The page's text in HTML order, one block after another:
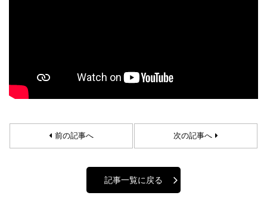
前の記事へ 次の記事へ
記事一覧に戻る